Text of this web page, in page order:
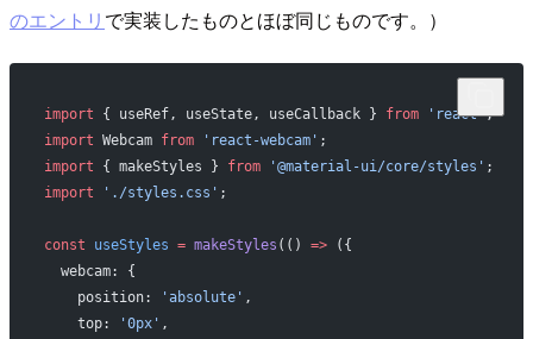
のエントリ で実装したものとほぼ同じものです。）
import { useRef, useState, useCallback } from 'react';
import Webcam from 'react-webcam' ;
import { makeStyles } from '@material-ui/core/styles' ;
import './styles.css' ;
const useStyles = makeStyles (() => ({
  webcam: {
    position:
'absolute' ,
    top:
'0px' ,